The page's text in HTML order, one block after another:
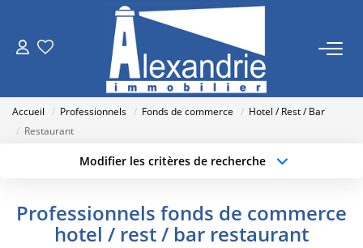
VENTES
NOTRE AGENCE
Accueil Professionnels Fonds de commerce
Hotel / Rest / Bar
Restaurant
Modifier les critères de recherche
Type de transaction Localisation
Sélectionnez...
Type de bien
Surface min
Professionnels fonds de commerce
hotel / rest / bar restaurant